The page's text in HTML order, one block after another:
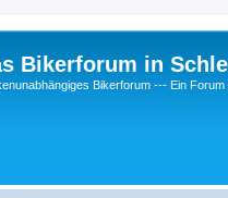
Bikerforum in
Bikerforum --- Ein